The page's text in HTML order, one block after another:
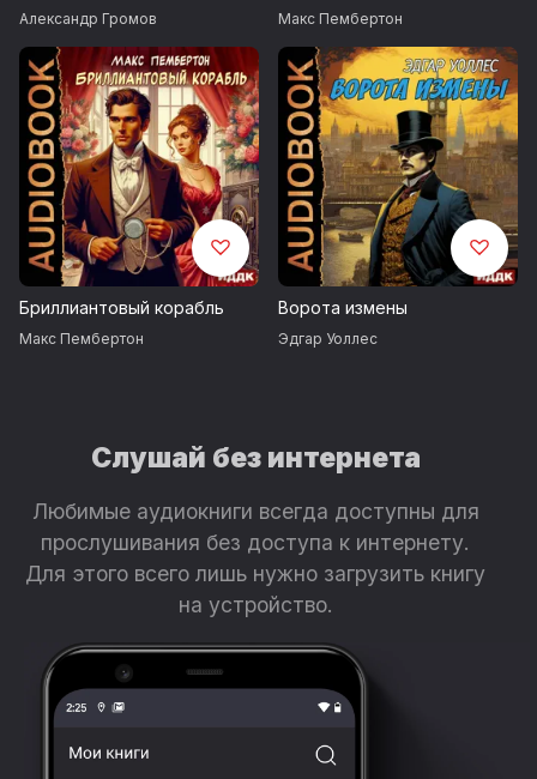
Александр Громов Макс Пембертон
Бриллиантовый корабль
Макс Пембертон
Ворота измены
Эдгар Уоллес
Слушай без интернета
Любимые аудиокниги всегда доступны для
прослушивания без доступа к интернету.
Для этого всего лишь нужно загрузить книгу
на устройство.